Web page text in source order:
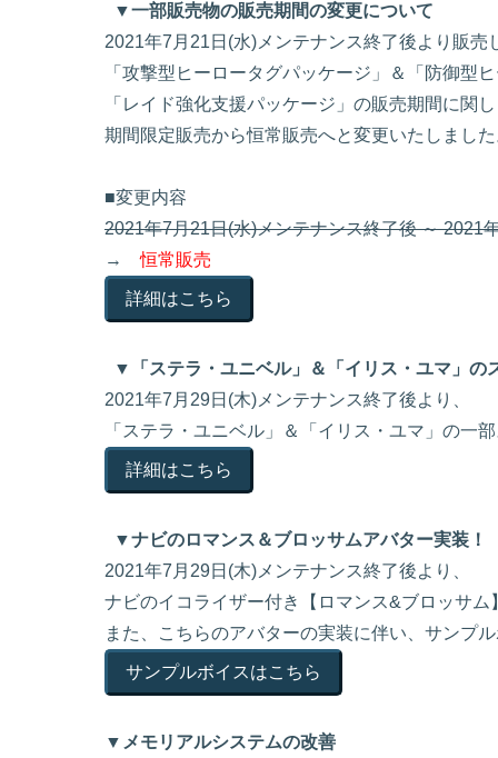
▼一部販売物の販売期間の変更について
2021年7月21日(水)メンテナンス終了後より販売
「攻撃型ヒーロータグパッケージ」＆「防御型
「レイド強化支援パッケージ」の販売期間に関
期間限定販売から恒常販売へと変更いたしまし
■変更内容
2021年7月21日(水)メンテナンス終了後 ～ 2021
→恒常販売
詳細はこちら
▼「ステラ・ユニベル」＆「イリス・ユマ」の
2021年7月29日(木)メンテナンス終了後より、
「ステラ・ユニベル」＆「イリス・ユマ」の一
詳細はこちら
▼ナビのロマンス＆ブロッサムアバター実装！
2021年7月29日(木)メンテナンス終了後より、
ナビのイコライザー付き【ロマンス&ブロッサ
また、こちらのアバターの実装に伴い、サンプ
サンプルボイスはこちら
▼メモリアルシステムの改善